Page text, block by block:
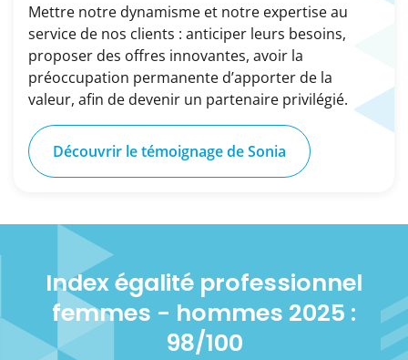
Mettre notre dynamisme et notre expertise au
service de nos clients : anticiper leurs besoins,
proposer des offres innovantes, avoir la
préoccupation permanente d’apporter de la
valeur, afin de devenir un partenaire privilégié.
Découvrir le témoignage de Sonia
Index égalité professionnel
femmes - hommes 2025 :
98/100